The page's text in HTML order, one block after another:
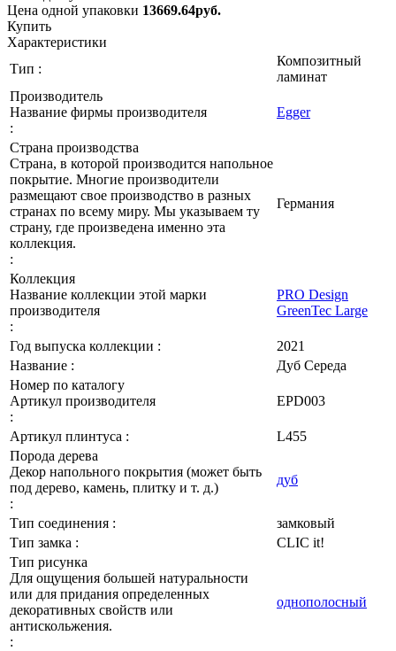
Цена одной упаковки 13669.64руб.
Купить
Характеристики
Тип :
Композитный
ламинат
Производитель
Название фирмы производителя
:
Egger
Страна производства
Страна, в которой производится напольное
покрытие. Многие производители
размещают свое производство в разных
странах по всему миру. Мы указываем ту
страну, где произведена именно эта
коллекция.
:
Германия
Коллекция
Название коллекции этой марки
производителя
:
PRO Design
GreenTec Large
Год выпуска коллекции :
2021
Название :
Дуб Середа
Номер по каталогу
Артикул производителя
:
EPD003
Артикул плинтуса :
L455
Порода дерева
Декор напольного покрытия (может быть
под дерево, камень, плитку и т. д.)
:
дуб
Тип соединения :
замковый
Тип замка :
CLIC it!
Тип рисунка
Для ощущения большей натуральности
или для придания определенных
декоративных свойств или
антискольжения.
:
однополосный